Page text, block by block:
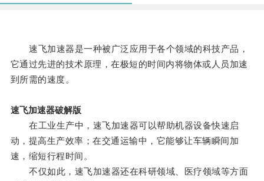
速飞加速器是一种被广泛应用于各个领域的科技产品，
它通过先进的技术原理，在极短的时间内将物体或人员加速
到所需的速度。
速飞加速器破解版
在工业生产中，速飞加速器可以帮助机器设备快速启
动，提高生产效率；在交通运输中，它能够让车辆瞬间加
速，缩短行程时间。
不仅如此，速飞加速器还在科研领域、医疗领域等方面